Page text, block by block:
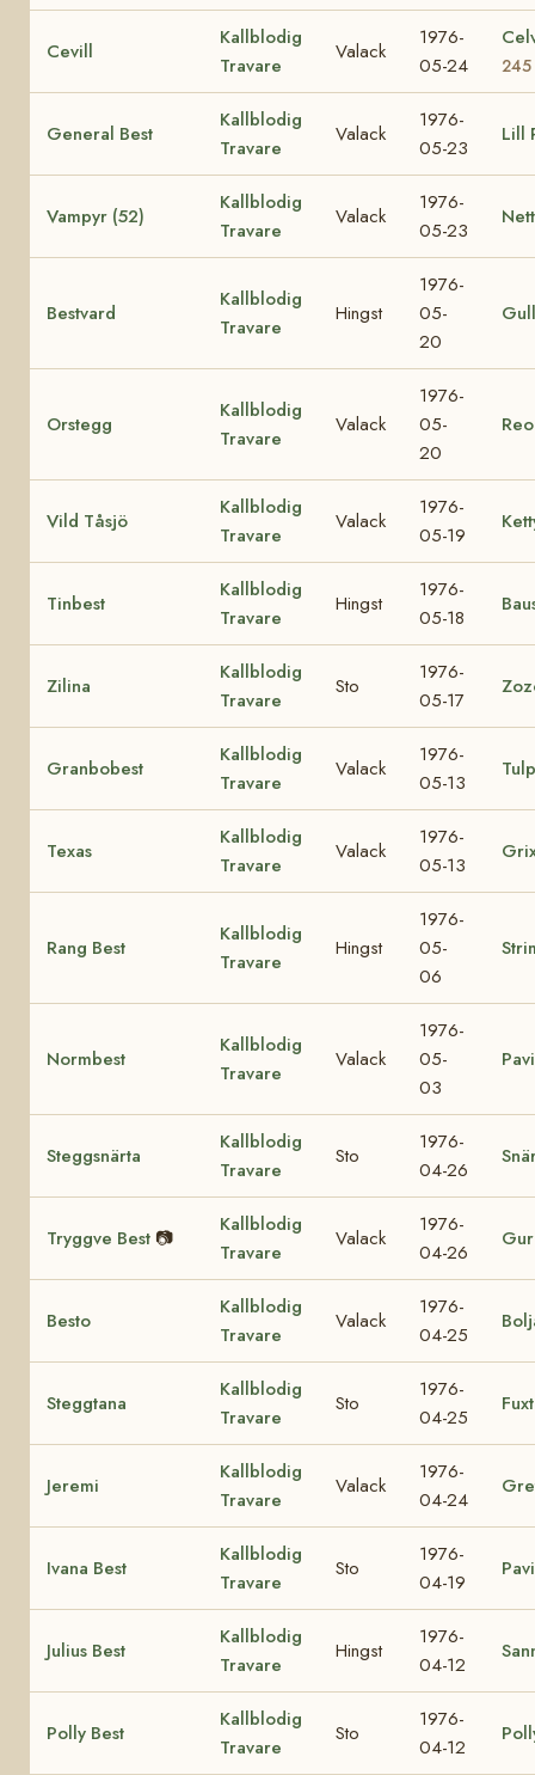
Cevill
Kallblodig
Travare
Valack
1976-
05-24
245
General Best
Kallblodig
Travare
Valack
1976-
05-23
Lill
Vampyr (52)
Kallblodig
Travare
Valack
1976-
05-23
Bestvard
Kallblodig
Travare
Hingst
1976-
05-
20
Orstegg
Kallblodig
Travare
Valack
1976-
05-
20
Vild Tåsjö
Kallblodig
Travare
Valack
1976-
05-19
Tinbest
Kallblodig
Travare
Hingst
1976-
05-18
Zilina
Kallblodig
Travare
Sto
1976-
05-17
Granbobest
Kallblodig
Travare
Valack
1976-
05-13
Texas
Kallblodig
Travare
Valack
1976-
05-13
Rang Best
Kallblodig
Travare
Hingst
1976-
05-
06
Normbest
Kallblodig
Travare
Valack
1976-
05-
03
Steggsnärta
Kallblodig
Travare
Sto
1976-
04-26
Tryggve Best 📷
Kallblodig
Travare
Valack
1976-
04-26
Besto
Kallblodig
Travare
Valack
1976-
04-25
Steggtana
Kallblodig
Travare
Sto
1976-
04-25
Jeremi
Kallblodig
Travare
Valack
1976-
04-24
Ivana Best
Kallblodig
Travare
Sto
1976-
04-19
Julius Best
Kallblodig
Travare
Hingst
1976-
04-12
Polly Best
Kallblodig
Travare
Sto
1976-
04-12